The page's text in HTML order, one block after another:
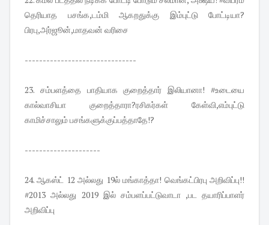
தெரியாத பசங்க,டம்மி ஆகறதுக்கு இம்புட்டு போட்டியா?
பிரபு,அர்ஜூன்,மாதவன் வரிசை
-------------------------------
23. சம்பளத்தை பாதியாக குறைத்தார் இலியானா! #உடையை
கால்வாசியா குறைத்தாரா?ரசிகர்கள் கேள்வி,எம்புட்டு
காமிச்சாலும் பசங்களுக்குப்பத்தாதே!?
---------------------
24. ஆகஸ்ட் 12 அல்லது 19ல் மங்காத்தா! வெங்கட்பிரபு அறிவிப்பு!!
#2013 அல்லது 2019 இல் சம்பளப்பட்டுவாடா ,பட தயாரிப்பாளர்
அறிவிப்பு